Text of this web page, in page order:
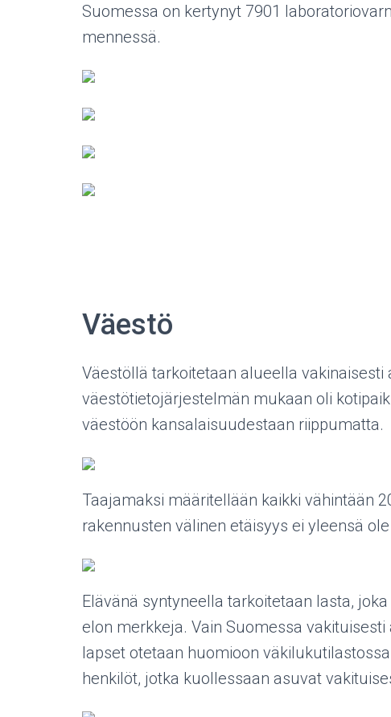
Suomessa on kertynyt 7901
mennessä.
Väestö
Väestöllä tarkoitetaan alueella
väestötietojärjestelmän mukaan oli
väestöön kansalaisuudestaan riippumatta.
Taajamaksi määritellään kaikki vähintään
rakennusten välinen etäisyys ei yleensä
Elävänä syntyneella tarkoitetaan lasta,
elon merkkeja. Vain Suomessa
lapset otetaan huomioon
henkilöt, jotka kuollessaan asuvat